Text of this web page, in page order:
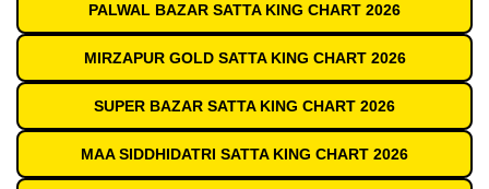
PALWAL BAZAR SATTA KING CHART 2026
MIRZAPUR GOLD SATTA KING CHART 2026
SUPER BAZAR SATTA KING CHART 2026
MAA SIDDHIDATRI SATTA KING CHART 2026